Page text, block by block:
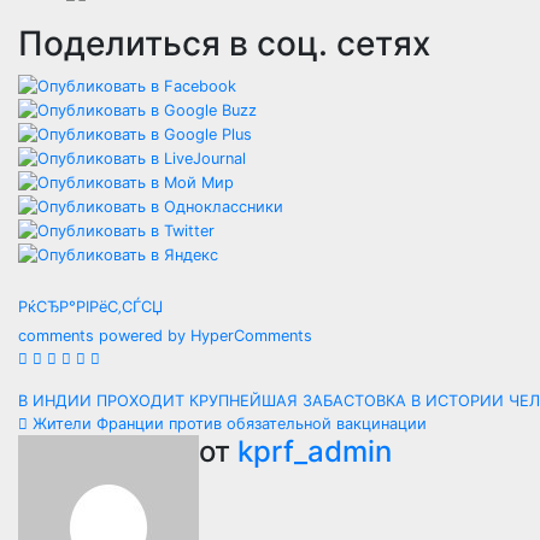
Поделиться в соц. сетях
РќСЂР°РІРёС‚СЃСЏ
comments powered by HyperComments
Навигация
записям
В ИНДИИ ПРОХОДИТ КРУПНЕЙШАЯ ЗАБАСТОВКА В ИСТОРИИ
Жители Франции против обязательной вакцинации
от kprf_admin